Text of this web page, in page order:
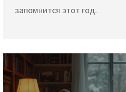
запомнится этот год.